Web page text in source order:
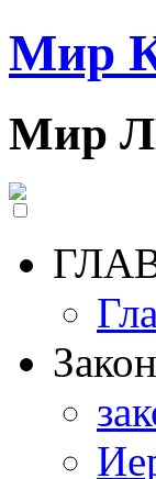
Мир
Мир